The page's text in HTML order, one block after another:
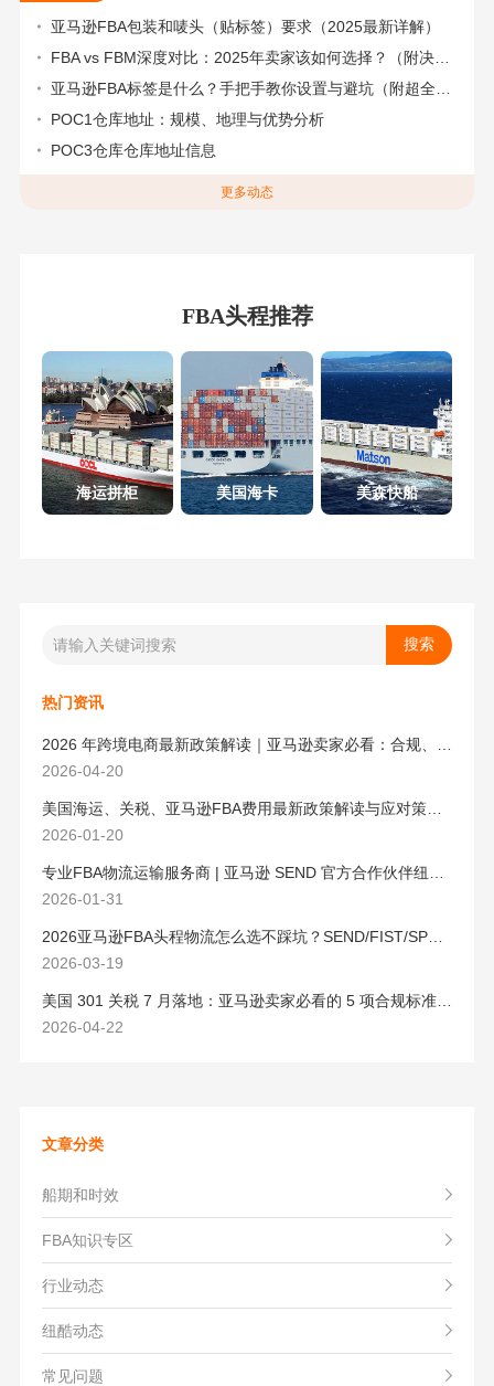
亚马逊FBA包装和唛头（贴标签）要求（2025最新详解）
FBA vs FBM深度对比：2025年卖家该如何选择？（附决策流程图）
亚马逊FBA标签是什么？手把手教你设置与避坑（附超全指南）
POC1仓库地址：规模、地理与优势分析
POC3仓库仓库地址信息
更多动态
FBA头程推荐
海运拼柜 美国海卡 美森快船
热门资讯
2026-04-20
美国海运、关税、亚马逊FBA费用最新政策解读与应对策略（2026版）
2026-01-20
2026-01-31
2026亚马逊FBA头程物流怎么选不踩坑？SEND/FIST/SPN官方认证物流商，只有这家敢承诺“准达率第一”
2026-03-19
美国 301 关税 7 月落地：亚马逊卖家必看的 5 项合规标准与稳交付方案
2026-04-22
文章分类
船期和时效
FBA知识专区
行业动态
纽酷动态
常见问题